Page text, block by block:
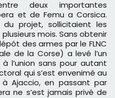
deux importantes
et de Femu a Corsica.
du projet, sollicitaient les
mois. Sans obtenir
des armes par le FLNC
de la Corse) a levé l’un
l’union sans pour autant
qui s’est envenimé au
Ajaccio, en passant par
ne s’est jamais privé de